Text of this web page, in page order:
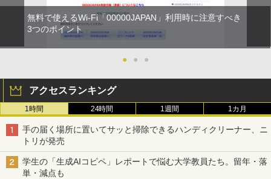
無料で使えるWi-Fi「00000JAPAN」利用時に注意すべき
3つのポイント
● ● ●
アクセスランキング
1時間 24時間 1週間 1カ月
手の届く場所に置いてサッと掃除できるハンディクリーナー、ニ
トリが発売
学生の「生成AIコピペ」レポートで悩む大学教員たち。留年・落
単・減点も